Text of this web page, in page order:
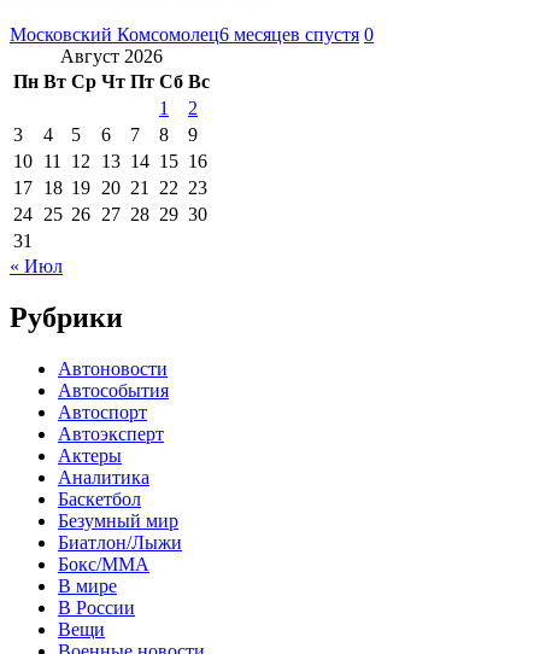
Московский Комсомолец6 месяцев спустя 0
Август 2026
Пн Вт Ср Чт Пт Сб Вс
1
2
3
4 5 6 7 8
9
10 11 12 13 14 15 16
17 18 19 20 21 22 23
24 25 26 27 28 29 30
31
« Июл
Рубрики
Автоновости
Автособытия
Автоспорт
Автоэксперт
Актеры
Аналитика
Баскетбол
Безумный мир
Биатлон/Лыжи
Бокс/MMA
В мире
В России
Вещи